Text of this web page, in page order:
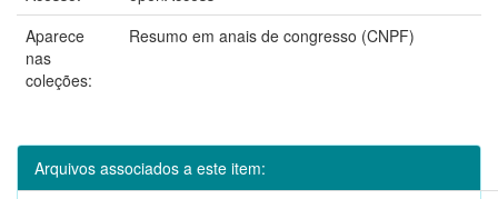
Aparece
nas
coleções:
Resumo em anais de congresso (CNPF)
Arquivos associados a este item: